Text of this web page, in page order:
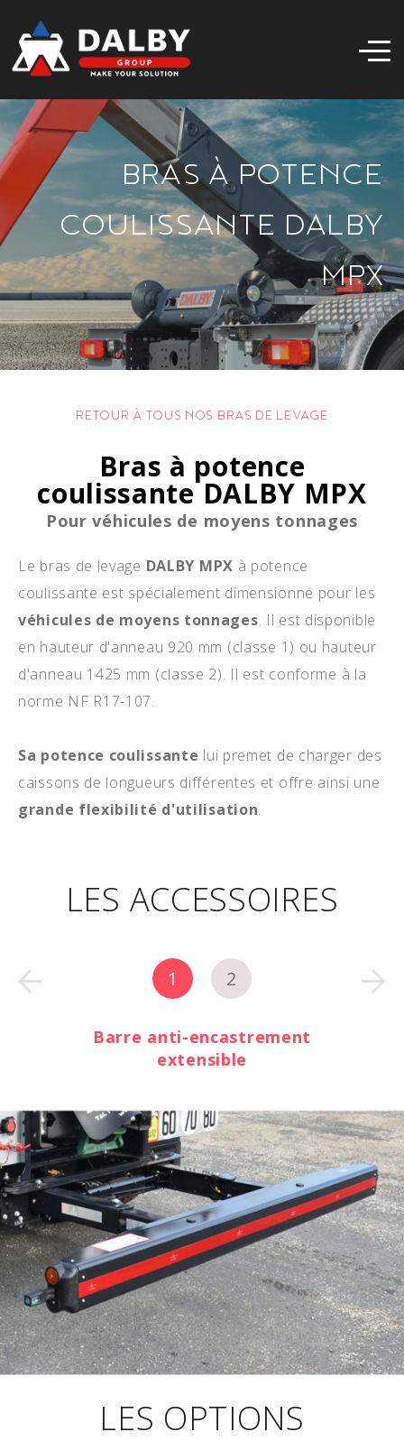
BRAS À POTENCE
COULISSANTE DALBY
MPX
RETOUR À TOUS NOS BRAS DE LEVAGE
Bras à potence
coulissante DALBY MPX
Pour véhicules de moyens tonnages
Le bras de levage DALBY MPX à potence
coulissante est spécialement dimensionné pour les
véhicules de moyens tonnages. Il est disponible
en hauteur d'anneau 920 mm (classe 1) ou hauteur
d'anneau 1425 mm (classe 2). Il est conforme à la
norme NF R17-107.
Sa potence coulissante lui premet de charger des
caissons de longueurs différentes et offre ainsi une
grande flexibilité d'utilisation.
LES ACCESSOIRES
1 2
Panier porte bâche
LES OPTIONS